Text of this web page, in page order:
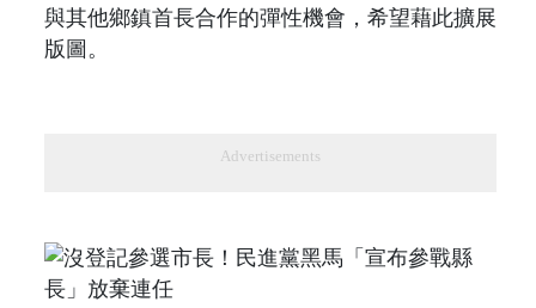
與其他鄉鎮首長合作的彈性機會，希望藉此擴展
版圖。
Advertisements